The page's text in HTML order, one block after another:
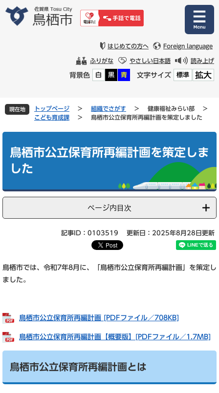
文
はじめての方へ Foreign language
ふりがな やさしい日本語 読み上げ
背景色 白 黒 青 文字サイズ 標準 拡大
現在地 トップページ > 組織でさがす > 健康福祉みらい部
>
こども育成課
> 鳥栖市公立保育所再編計画を策定しました
鳥栖市公立保育所再編計画を策定しま
した
ページ内目次
記事ID：0103519 更新日：2025年8月28日更新
鳥栖市では、令和7年8月に、「鳥栖市公立保育所再編計画」を策定し
ました。
鳥栖市公立保育所再編計画 [PDFファイル／708KB]
鳥栖市公立保育所再編計画【概要版】[PDFファイル／1.7MB]
鳥栖市公立保育所再編計画とは